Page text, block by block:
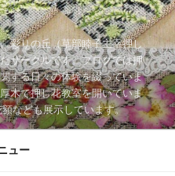
彩りの丘（草部睦子主宰押し
サークルです。ブログでは押
する日々の体験を綴っていま
木で押し花教室を開いていま
なども展示しています。
ュー